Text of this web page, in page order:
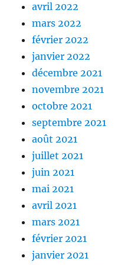
avril 2022
mars 2022
février 2022
janvier 2022
décembre 2021
novembre 2021
octobre 2021
septembre 2021
août 2021
juillet 2021
juin 2021
mai 2021
avril 2021
mars 2021
février 2021
janvier 2021